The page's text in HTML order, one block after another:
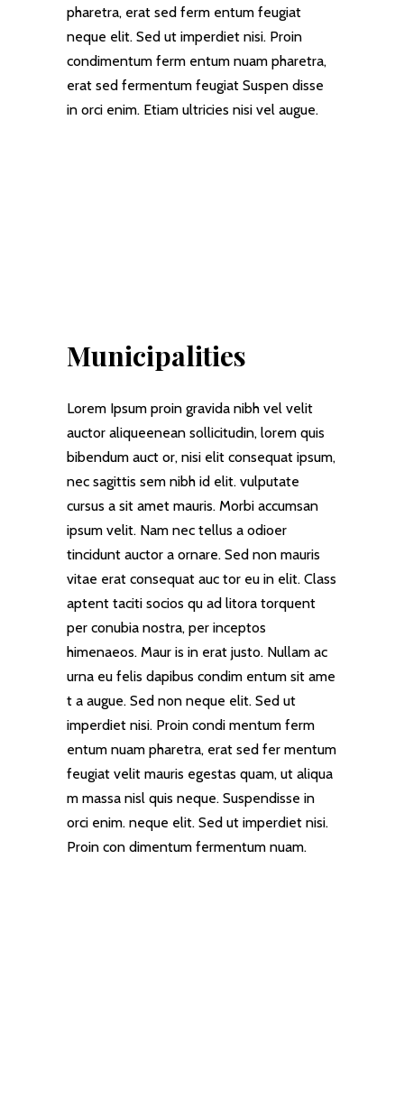
pharetra, erat sed ferm entum feugiat
neque elit. Sed ut imperdiet nisi. Proin
condimentum ferm entum nuam pharetra,
erat sed fermentum feugiat Suspen disse
in orci enim. Etiam ultricies nisi vel augue.
Municipalities
Lorem Ipsum proin gravida nibh vel velit
auctor aliqueenean sollicitudin, lorem quis
bibendum auct or, nisi elit consequat ipsum,
nec sagittis sem nibh id elit. vulputate
cursus a sit amet mauris. Morbi accumsan
ipsum velit. Nam nec tellus a odioer
tincidunt auctor a ornare. Sed non mauris
vitae erat consequat auc tor eu in elit. Class
aptent taciti socios qu ad litora torquent
per conubia nostra, per inceptos
himenaeos. Maur is in erat justo. Nullam ac
urna eu felis dapibus condim entum sit ame
t a augue. Sed non neque elit. Sed ut
imperdiet nisi. Proin condi mentum ferm
entum nuam pharetra, erat sed fer mentum
feugiat velit mauris egestas quam, ut aliqua
m massa nisl quis neque. Suspendisse in
orci enim. neque elit. Sed ut imperdiet nisi.
Proin con dimentum fermentum nuam.